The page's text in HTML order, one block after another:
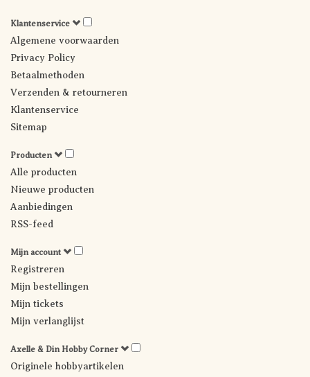
Klantenservice
Algemene voorwaarden
Privacy Policy
Betaalmethoden
Verzenden & retourneren
Klantenservice
Sitemap
Producten
Alle producten
Nieuwe producten
Aanbiedingen
RSS-feed
Mijn account
Registreren
Mijn bestellingen
Mijn tickets
Mijn verlanglijst
Axelle & Din Hobby Corner
Originele hobbyartikelen